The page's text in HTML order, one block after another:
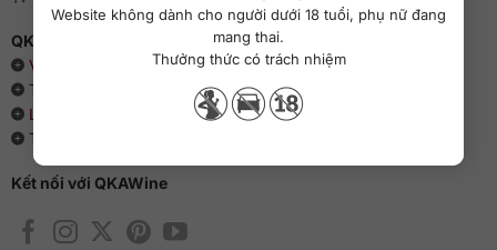
Website không dành cho người dưới 18 tuổi, phụ nữ đang
mang thai.
Thưởng thức có trách nhiệm
QKAWine - Chuyên rượu ngoại hàng đầu Việt Nam
Về chúng tôi
Thông cáo báo chí
Liên hệ với QKAWine
Tin tức và sự kiện
Kết nối với QKAWine